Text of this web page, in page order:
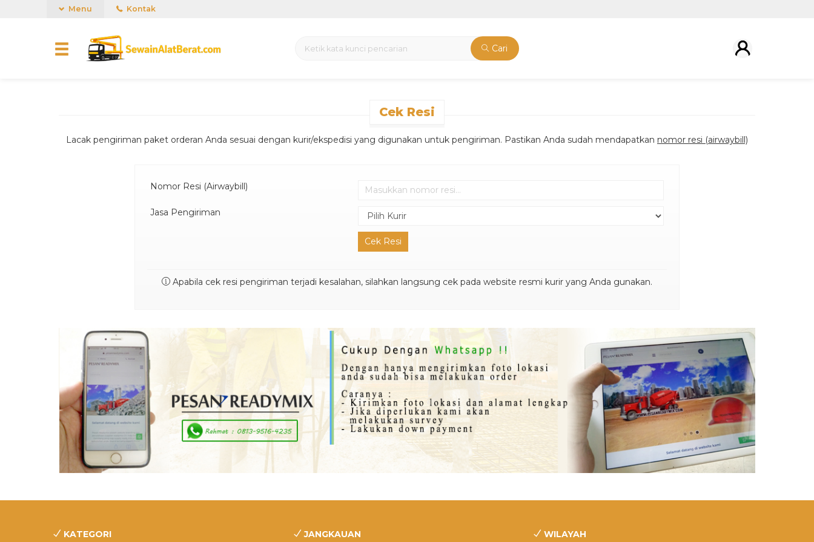
Menu Kontak
Cari
Cek Resi
Lacak pengiriman paket orderan Anda sesuai dengan kurir/ekspedisi yang digunakan untuk pengiriman. Pastikan Anda sudah mendapatkan nomor resi (airwaybill)
Nomor Resi (Airwaybill)
Jasa Pengiriman
Cek Resi
Apabila cek resi pengiriman terjadi kesalahan, silahkan langsung cek pada website resmi kurir yang Anda gunakan.
KATEGORI JANGKAUAN WILAYAH